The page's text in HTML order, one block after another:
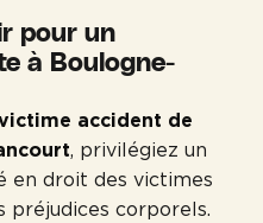
pour un
à Boulogne-
accident de
, privilégiez un
en droit des victimes
préjudices corporels.